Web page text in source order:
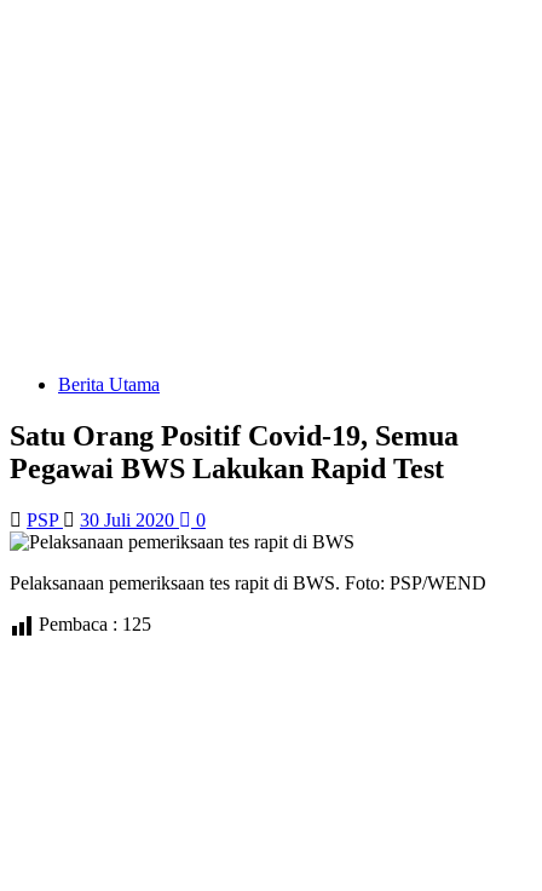
Berita Utama
Satu Orang Positif Covid-19, Semua
Pegawai BWS Lakukan Rapid Test
PSP 30 Juli 2020 0
Pelaksanaan pemeriksaan tes rapit di BWS. Foto: PSP/WEND
Pembaca : 125